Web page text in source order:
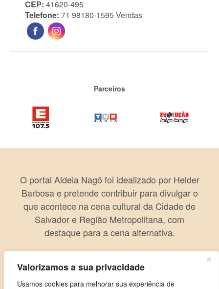
Valorizamos a sua privacidade
Usamos cookies para melhorar sua experiência de
CEP: 41620-495
Telefone: 71 98180-1595 Vendas
Parceiros
O portal Aldeia Nagô foi idealizado por Helder
Barbosa e pretende contribuir para divulgar o
que acontece na cena cultural da Cidade de
Salvador e Região Metropolitana, com
destaque para a cena alternativa.